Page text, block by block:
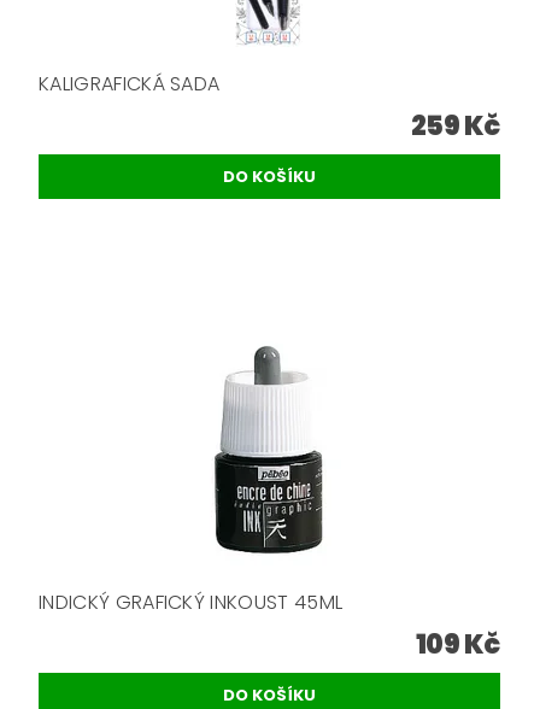
KALIGRAFICKÁ SADA
259 Kč
INDICKÝ GRAFICKÝ INKOUST 45ML
109 Kč